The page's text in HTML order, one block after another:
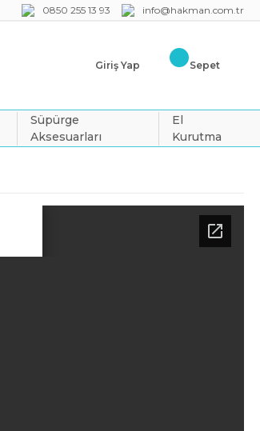
0850 255 13 93 info@hakman.com.tr
Giriş Yap Sepet
Süpürge
Aksesuarları
El
Kurutma